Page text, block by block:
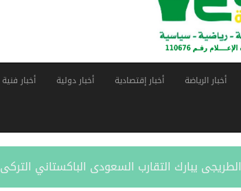
أخبار الرياضة أخبار إقتصادية أخبار دولية أخبار فنية
الطريجى يبارك التقارب السعودى الباكستاني التركى